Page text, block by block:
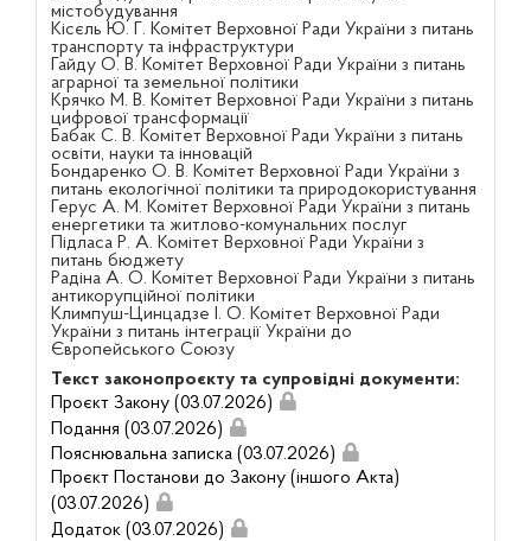
містобудування
Кісєль Ю. Г. Комітет Верховної Ради України з питань
транспорту та інфраструктури
Гайду О. В. Комітет Верховної Ради України з питань
аграрної та земельної політики
Крячко М. В. Комітет Верховної Ради України з питань
цифрової трансформації
Бабак С. В. Комітет Верховної Ради України з питань
освіти, науки та інновацій
Бондаренко О. В. Комітет Верховної Ради України з
питань екологічної політики та природокористування
Герус А. М. Комітет Верховної Ради України з питань
енергетики та житлово-комунальних послуг
Підласа Р. А. Комітет Верховної Ради України з
питань бюджету
Радіна А. О. Комітет Верховної Ради України з питань
антикорупційної політики
Климпуш-Цинцадзе І. О. Комітет Верховної Ради
України з питань інтеграції України до
Європейського Союзу
Текст законопроєкту та супровідні документи:
Проєкт Закону (03.07.2026)
Подання (03.07.2026)
Пояснювальна записка (03.07.2026)
Проєкт Постанови до Закону (іншого Акта)
(03.07.2026)
Додаток (03.07.2026)